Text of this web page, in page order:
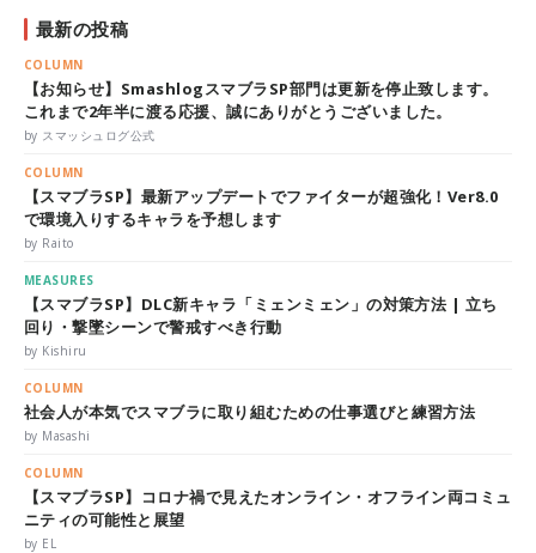
最新の投稿
COLUMN
【お知らせ】SmashlogスマブラSP部門は更新を停止致します。
これまで2年半に渡る応援、誠にありがとうございました。
by スマッシュログ公式
COLUMN
【スマブラSP】最新アップデートでファイターが超強化！Ver8.0
で環境入りするキャラを予想します
by Raito
MEASURES
【スマブラSP】DLC新キャラ「ミェンミェン」の対策方法 | 立ち
回り・撃墜シーンで警戒すべき行動
by Kishiru
COLUMN
社会人が本気でスマブラに取り組むための仕事選びと練習方法
by Masashi
COLUMN
【スマブラSP】コロナ禍で見えたオンライン・オフライン両コミュ
ニティの可能性と展望
by EL